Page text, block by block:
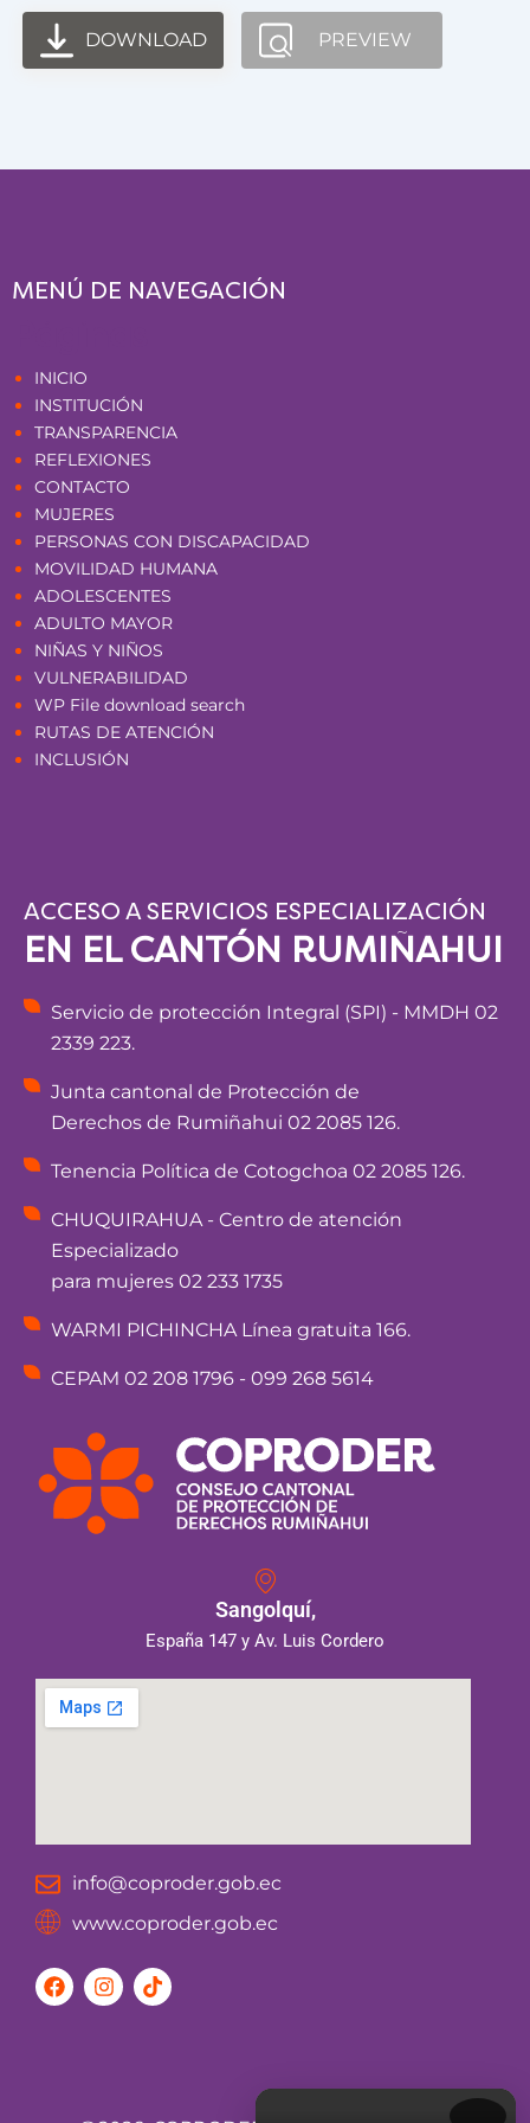
DOWNLOAD PREVIEW
MENÚ DE NAVEGACIÓN
INICIO
INSTITUCIÓN
TRANSPARENCIA
REFLEXIONES
CONTACTO
MUJERES
PERSONAS CON DISCAPACIDAD
MOVILIDAD HUMANA
ADOLESCENTES
ADULTO MAYOR
NIÑAS Y NIÑOS
VULNERABILIDAD
WP File download search
RUTAS DE ATENCIÓN
INCLUSIÓN
ACCESO A SERVICIOS ESPECIALIZACIÓN
EN EL CANTÓN RUMIÑAHUI
Servicio de protección Integral (SPI) - MMDH 02
2339 223.
Junta cantonal de Protección de
Derechos de Rumiñahui 02 2085 126.
Tenencia Política de Cotogchoa 02 2085 126.
CHUQUIRAHUA - Centro de atención
Especializado
para mujeres 02 233 1735
WARMI PICHINCHA Línea gratuita 166.
CEPAM 02 208 1796 - 099 268 5614
Sangolquí,
España 147 y Av. Luis Cordero
info@coproder.gob.ec
www.coproder.gob.ec
F
a
I
n
T
i